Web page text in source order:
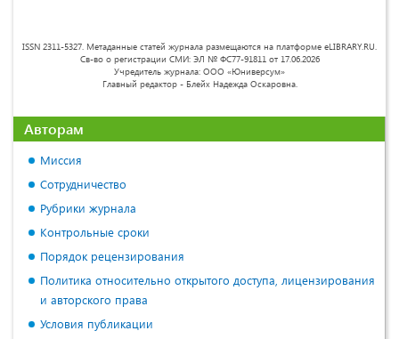
ISSN 2311-5327. Метаданные статей журнала размещаются на платформе eLIBRARY.RU.
Св-во о регистрации СМИ: ЭЛ № ФС77-91811 от 17.06.2026
Учредитель журнала: ООО «Юниверсум»
Главный редактор - Блейх Надежда Оскаровна.
Авторам
Миссия
Сотрудничество
Рубрики журнала
Контрольные сроки
Порядок рецензирования
Политика относительно открытого доступа, лицензирования
и авторского права
Условия публикации